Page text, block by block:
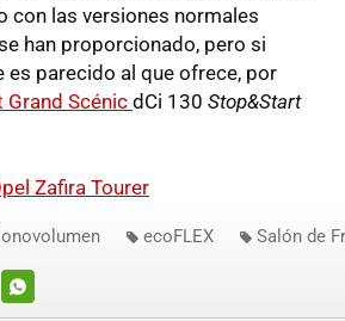
con las versiones normales
han proporcionado, pero si
es parecido al que ofrece, por
Grand ScénicdCi 130 Stop&Start
Zafira Tourer
ecoFLEX Salón de